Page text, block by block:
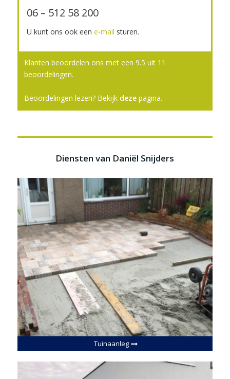
06 – 512 58 200
U kunt ons ook een e-mail sturen.
Klanten beoordelen ons met een 9.5 uit 11
beoordelingen.
Beoordelingen lezen? Bekijk dezepagina.
Diensten van Daniël Snijders
Tuinaanleg